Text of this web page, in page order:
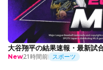
大谷翔平の結果速報・最新試
New21時間前 スポーツ